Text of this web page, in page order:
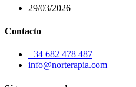
29/03/2026
Contacto
+34 682 478 487
info@norterapia.com